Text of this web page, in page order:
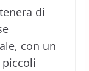
di
con un